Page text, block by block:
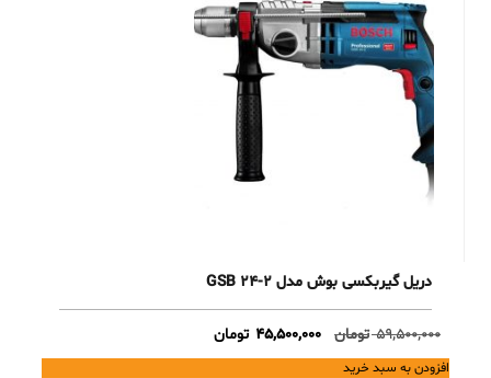
دریل گیربکسی بوش مدل GSB 24-2
59,500,000 تومان
Original
price
45,500,000 تومانCurrent
price
افزودن به سبد خرید